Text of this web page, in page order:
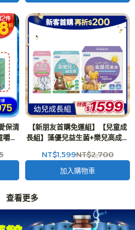
保清
錠
再
【新朋友首購免運組】【兒童成
長組】藻優兒益生菌+樂兒高成長
NT$1,599NT$2,700
加入購物車
查看更多